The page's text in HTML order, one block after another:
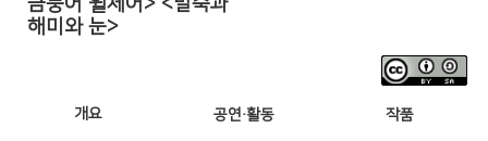
금붕어 휠체어> <말숙과
해미와 눈>
개요 공연·활동 작품